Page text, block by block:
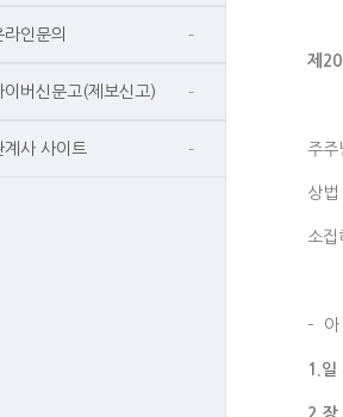
라인문의
이버신문고(제보신고)
계사 사이트
제20
주주
상법
소집
–
1. 일
2. 장